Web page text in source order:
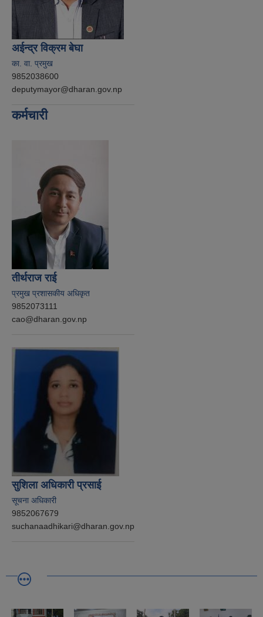
अईन्द्र विक्रम बेघा
का. वा. प्रमुख
9852038600
deputymayor@dharan.gov.np
कर्मचारी
तीर्थराज राई
प्रमुख प्रशासकीय अधिकृत
9852073111
cao@dharan.gov.np
सुशिला अधिकारी प्रसाई
सूचना अधिकारी
9852067679
suchanaadhikari@dharan.gov.np